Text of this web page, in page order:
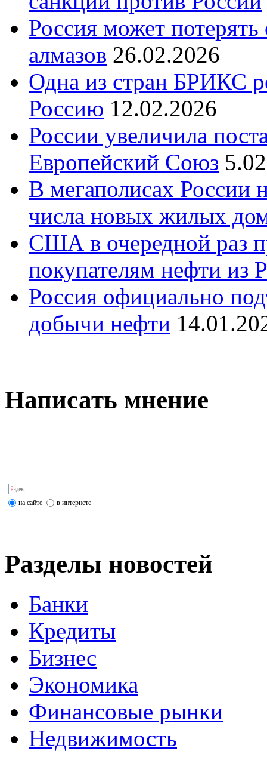
Россия может
алмазов 26.02.2026
Одна из стран БРИКС
Россию 12.02.2026
России увеличила
Европейский Союз
В мегаполисах России
числа новых жилых
США в очередной раз
покупателям нефти из
Россия официально
добычи нефти
Написать мнение
на сайте в интернете
Разделы новостей
Банки
Кредиты
Бизнес
Экономика
Финансовые рынки
Недвижимость